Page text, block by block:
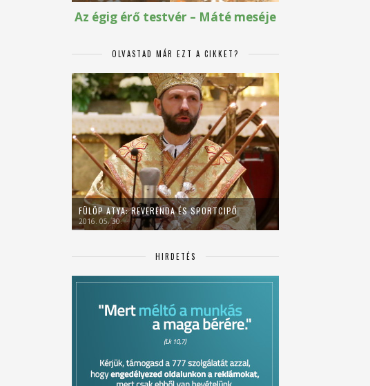
OLVASTAD MÁR EZT A CIKKET?
FÜLÖP ATYA: REVERENDA ÉS SPORTCIPŐ
2016. 05. 30.
HIRDETÉS